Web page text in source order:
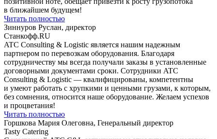
в ближайшем будущем!
Читать полностью
Зиннуров Руслан, директор
Станкофф.RU
ATC Consulting & Logistic является нашим надежным
партнером по перевозкам оборудования. Благодаря
сотрудничеству мы всегда получали заказы в установленные
договорными документами сроки. Сотрудники ATC
Consulting & Logistic — квалифицированы, компетентны
и умеют работать с хрупкими и ценными грузами, к которым,
без сомнения, относится наше оборудование. Желаем успехов
и процветания!
Читать полностью
Горшкова Мария Олеговна, Генеральный директор
Tasty Catering